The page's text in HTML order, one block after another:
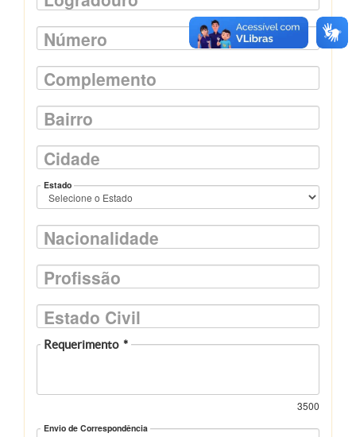
Número
Complemento
Bairro
Cidade
Estado
Nacionalidade
Profissão
Estado Civil
Requerimento *
3500
Envio de Correspondência